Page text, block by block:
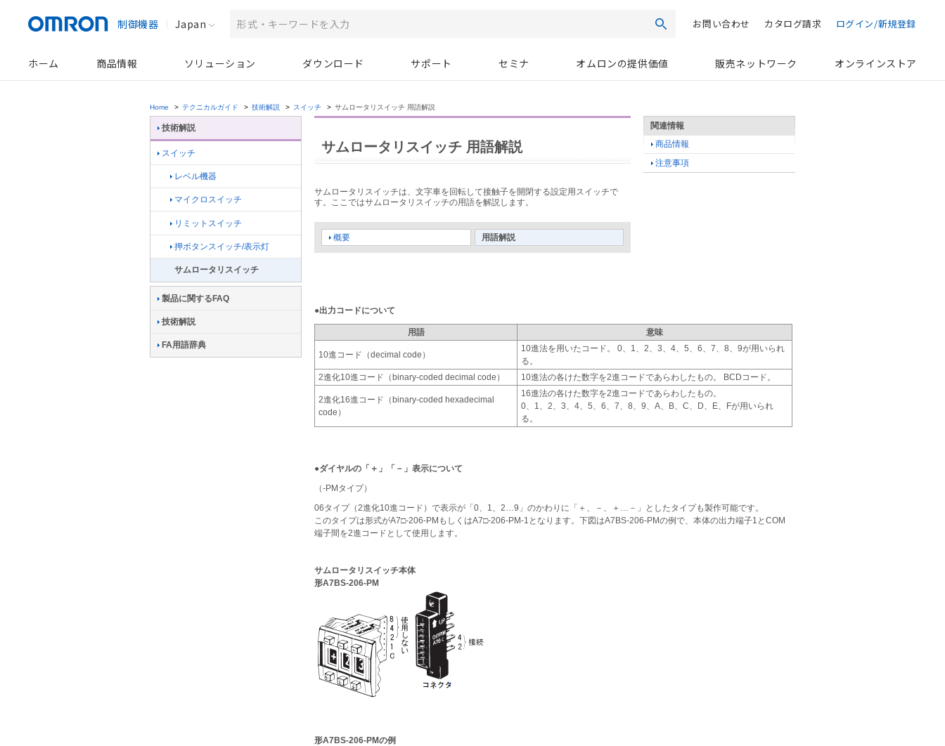
制御機器 Japan 検索お問い合わせ カタログ請求 ログイン/新規登録
ホーム 商品情報 ソリューション ダウンロード サポート セミナ オムロンの提供価値 販売ネットワーク オンラインストア
Home > テクニカルガイド > 技術解説 > スイッチ > サムロータリスイッチ 用語解説
技術解説
スイッチ
レベル機器
マイクロスイッチ
リミットスイッチ
押ボタンスイッチ/表示灯
サムロータリスイッチ
製品に関するFAQ
技術解説
FA用語辞典
サムロータリスイッチ 用語解説
サムロータリスイッチは、文字車を回転して接触子を開閉する設定用スイッチで
す。ここではサムロータリスイッチの用語を解説します。
概要 用語解説
関連情報
商品情報
注意事項
●出力コードについて
用語 意味
10進コード（decimal code）
10進法を用いたコード。 0、1、2、3、4、5、6、7、8、9が用いられ
る。
2進化10進コード（binary-coded decimal code）
10進法の各けた数字を2進コードであらわしたもの。 BCDコード。
2進化16進コード（binary-coded hexadecimal
code）
16進法の各けた数字を2進コードであらわしたもの。
0、1、2、3、4、5、6、7、8、9、A、B、C、D、E、Fが用いられ
る。
●ダイヤルの「＋」「－」表示について
（-PMタイプ）
06タイプ（2進化10進コード）で表示が「0、1、2…9」のかわりに「＋、－、＋…－」としたタイプも製作可能です。
このタイプは形式がA7□-206-PMもしくはA7□-206-PM-1となります。下図はA7BS-206-PMの例で、本体の出力端子1とCOM
端子間を2進コードとして使用します。
サムロータリスイッチ本体
形A7BS-206-PM
形A7BS-206-PMの例